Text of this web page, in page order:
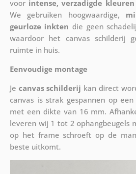
voor intense, verzadigde kleuren
We gebruiken hoogwaardige,
geurloze inkten die geen
waardoor het canvas schilderij
ruimte in huis.
Eenvoudige montage
Je canvas schilderij kan direct
canvas is strak gespannen op
met een dikte van 16 mm.
leveren wij 1 tot 2 ophangbeugels
op het frame schroeft op de
beste uitkomt.